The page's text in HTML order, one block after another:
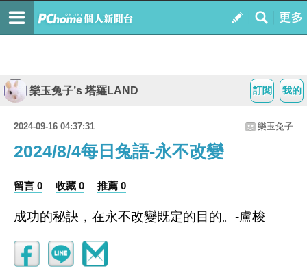
我的
訂閱
樂玉兔子’s 塔羅LAND
2024-09-16 04:37:31 樂玉兔子
2024/8/4每日兔語-永不改變
留言 0 收藏 0 推薦 0
成功的秘訣，在永不改變既定的目的。-盧梭